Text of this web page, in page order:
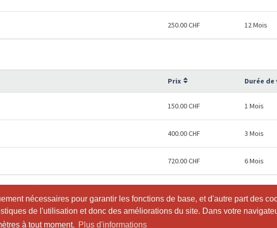
nécessaires pour garantir les fonctions de base, et d'autre part des
de l'utilisation et donc des améliorations du site. Dans votre
à tout moment. Plus d'informations
nécessaires pour garantir les fonctions de base, et d'autre part des
de l'utilisation et donc des améliorations du site. Dans votre
à tout moment. Plus d'informations
250.00 CHF 12 Mois
Prix Durée
150.00 CHF 1 Mois
400.00 CHF 3 Mois
720.00 CHF 6 Mois
ton studio.